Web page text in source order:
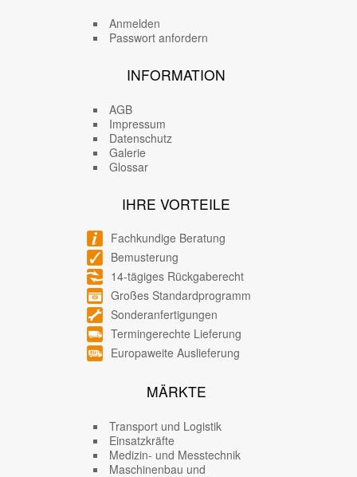
Anmelden
Passwort anfordern
INFORMATION
AGB
Impressum
Datenschutz
Galerie
Glossar
IHRE VORTEILE
Fachkundige Beratung
Bemusterung
14-tägiges Rückgaberecht
Großes Standardprogramm
Sonderanfertigungen
Termingerechte Lieferung
Europaweite Auslieferung
MÄRKTE
Transport und Logistik
Einsatzkräfte
Medizin- und Messtechnik
Maschinenbau und